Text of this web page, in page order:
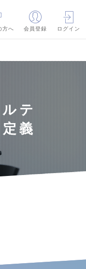
方へ 会員登録 ログイン
テ
義